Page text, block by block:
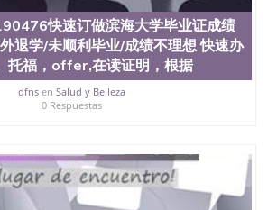
快速订做滨海大学毕业证成绩
退学/未顺利毕业/成绩不理想 快速办
托福，offer,在读证明，根据
dfnsen Salud y Belleza
0 Respuestas